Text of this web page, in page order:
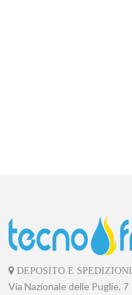
DEPOSITO E SPEDIZIONI
Via Nazionale delle Puglie, 7